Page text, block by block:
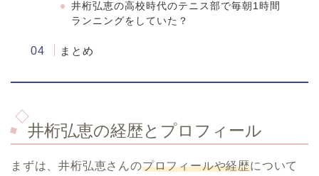
井桁弘恵の高校時代のテニス部で毎朝1時間
ランニングをしていた？
まとめ
井桁弘恵の経歴とプロフィール
まずは、井桁弘恵さんのプロフィールや経歴について